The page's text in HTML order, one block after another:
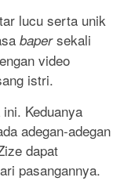
lucu serta unik
bapersekali
video
istri.
Keduanya
adegan-adegan
dapat
pasangannya.